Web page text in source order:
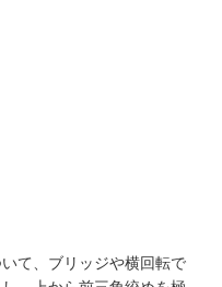
て、ブリッジや横回転で